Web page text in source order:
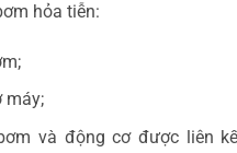
hỏa tiễn:
máy;
và động cơ được liên